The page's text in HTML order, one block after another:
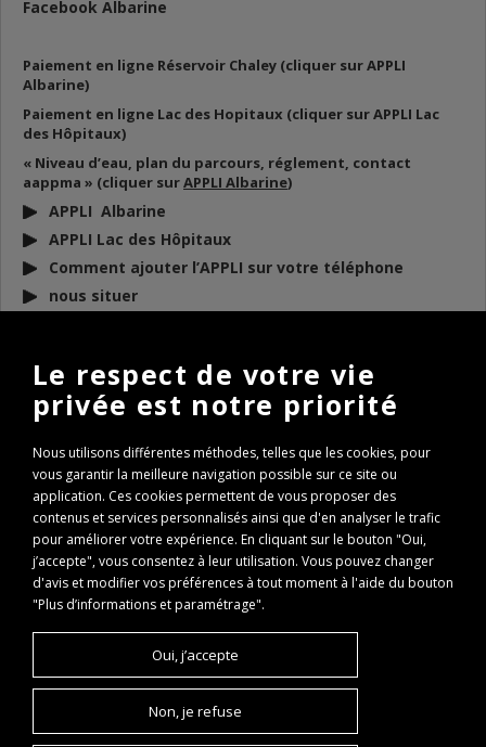
Facebook Albarine
Paiement en ligne Réservoir Chaley (cliquer sur APPLI
Albarine)
Paiement en ligne Lac des Hopitaux (cliquer sur APPLI Lac
des Hôpitaux)
« Niveau d’eau, plan du parcours, réglement, contact
aappma » (cliquer surAPPLI Albarine)
APPLI Albarine
APPLI Lac des Hôpitaux
Comment ajouter l’APPLI sur votre téléphone
nous situer
DOCUMENTS À TÉLÉCHARGER
BULLETIN D’INFO 2026
ARP 2026
Conseils de remise à l’eau des poissons
Règlementation Lac des Hôpitaux 2026
Fenêtre de capture Brochet
Expertise Travaux Torcieu 2022
PASS REGION : comment l’obtenir ?
PASS REGION Remboursement
©AAPPMA Vallée de l'Albarine
Le respect de votre vie
privée est notre priorité
Nous utilisons différentes méthodes, telles que les cookies, pour
vous garantir la meilleure navigation possible sur ce site ou
application. Ces cookies permettent de vous proposer des
contenus et services personnalisés ainsi que d'en analyser le trafic
pour améliorer votre expérience. En cliquant sur le bouton "Oui,
j’accepte", vous consentez à leur utilisation. Vous pouvez changer
d'avis et modifier vos préférences à tout moment à l'aide du bouton
"Plus d’informations et paramétrage".
Oui, j’accepte
Non, je refuse